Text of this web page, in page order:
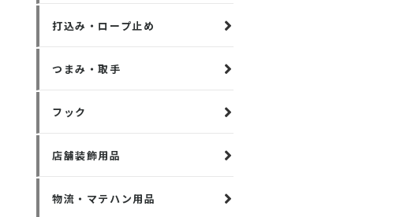
打込み・ロープ止め
つまみ・取手
フック
店舗装飾用品
物流・マテハン用品